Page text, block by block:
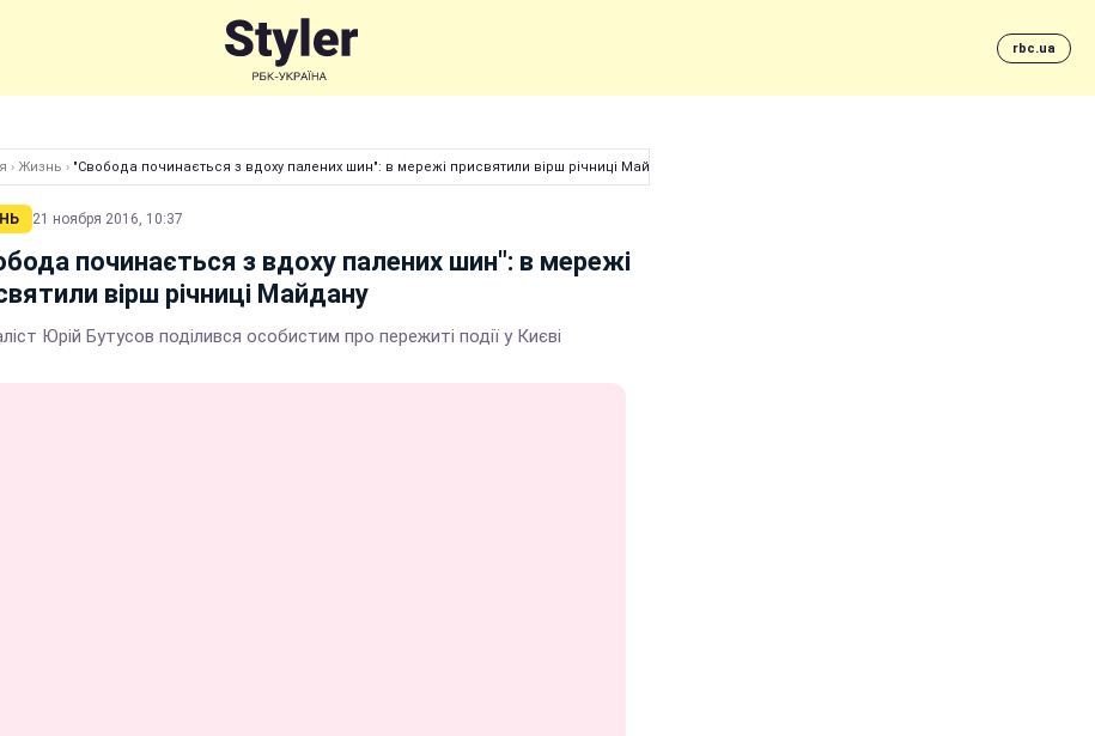
rbc.ua
› Жизнь › "Свобода починається з вдоху палених шин": в мережі присвятили вірш річниці Майдану
21 ноября 2016, 10:37
починається з вдоху палених шин": в мережі
вірш річниці Майдану
Юрій Бутусов поділився особистим про пережиті події у Києві